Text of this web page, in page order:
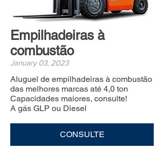
Empilhadeiras à
combustão
January 03, 2023
Aluguel de empilhadeiras à combustão
das melhores marcas até 4,0 ton
Capacidades maiores, consulte!
A gás GLP ou Diesel
CONSULTE